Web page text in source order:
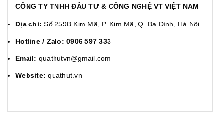
CÔNG TY TNHH ĐẦU TƯ & CÔNG NGHỆ VT VIỆT NAM
Địa chỉ: Số 259B Kim Mã, P. Kim Mã, Q. Ba Đình, Hà Nội
Hotline / Zalo: 0906 597 333
Email: quathutvn@gmail.com
Website: quathut.vn